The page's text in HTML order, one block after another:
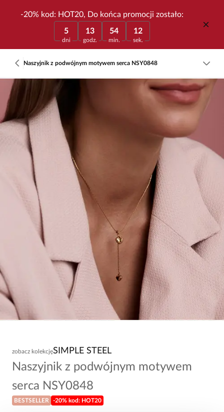
-20% kod: HOT20, Do końca promocji zostało:
5
dni
13
godz.
54
min.
12
sek.
Naszyjnik z podwójnym motywem serca NSY0848
zobacz kolekcjęSIMPLE STEEL
Naszyjnik z podwójnym motywem
serca NSY0848
BESTSELLER -20% kod: HOT20